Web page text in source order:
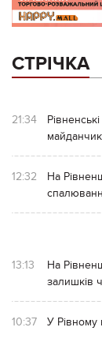
СТРІЧКА
21:34
12:32
На
13:13
На
залишків
10:37 У Рівному